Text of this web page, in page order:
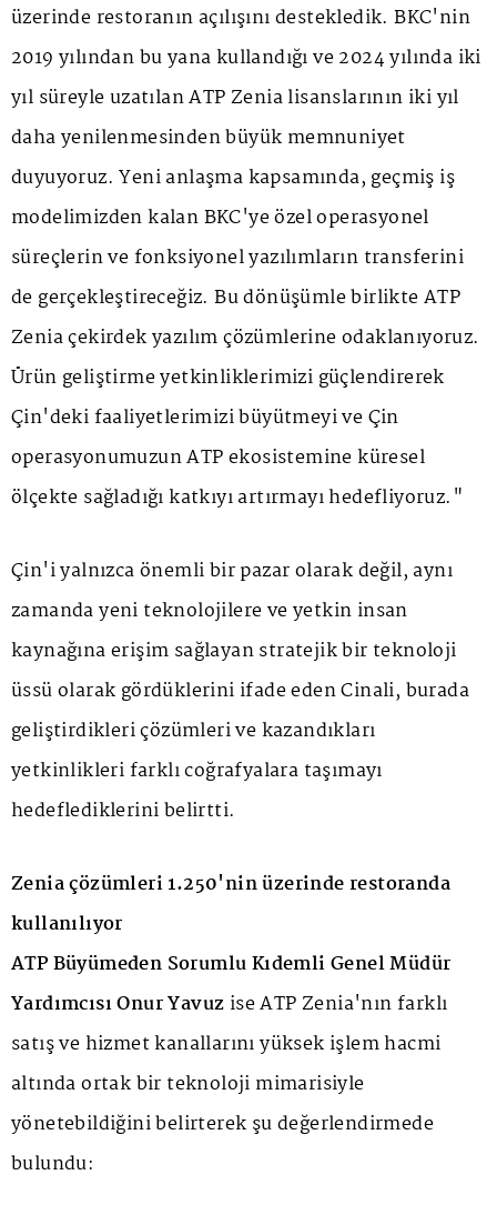
üzerinde restoranın açılışını destekledik. BKC'nin
2019 yılından bu yana kullandığı ve 2024 yılında iki
yıl süreyle uzatılan ATP Zenia lisanslarının iki yıl
daha yenilenmesinden büyük memnuniyet
duyuyoruz. Yeni anlaşma kapsamında, geçmiş iş
modelimizden kalan BKC'ye özel operasyonel
süreçlerin ve fonksiyonel yazılımların transferini
de gerçekleştireceğiz. Bu dönüşümle birlikte ATP
Zenia çekirdek yazılım çözümlerine odaklanıyoruz.
Ürün geliştirme yetkinliklerimizi güçlendirerek
Çin'deki faaliyetlerimizi büyütmeyi ve Çin
operasyonumuzun ATP ekosistemine küresel
ölçekte sağladığı katkıyı artırmayı hedefliyoruz."
Çin'i yalnızca önemli bir pazar olarak değil, aynı
zamanda yeni teknolojilere ve yetkin insan
kaynağına erişim sağlayan stratejik bir teknoloji
üssü olarak gördüklerini ifade eden Cinali, burada
geliştirdikleri çözümleri ve kazandıkları
yetkinlikleri farklı coğrafyalara taşımayı
hedeflediklerini belirtti.
Zenia çözümleri 1.250'nin üzerinde restoranda
kullanılıyor
ATP Büyümeden Sorumlu Kıdemli Genel Müdür
Yardımcısı Onur Yavuz ise ATP Zenia'nın farklı
satış ve hizmet kanallarını yüksek işlem hacmi
altında ortak bir teknoloji mimarisiyle
yönetebildiğini belirterek şu değerlendirmede
bulundu: